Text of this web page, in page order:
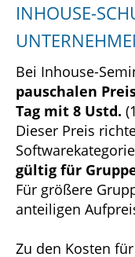
INHOUSE-
Bei Inhouse-
pauschalen
Tag mit 8 Ustd.
Dieser Preis
gültig für
Für größere
anteiligen
Zu den Kosten